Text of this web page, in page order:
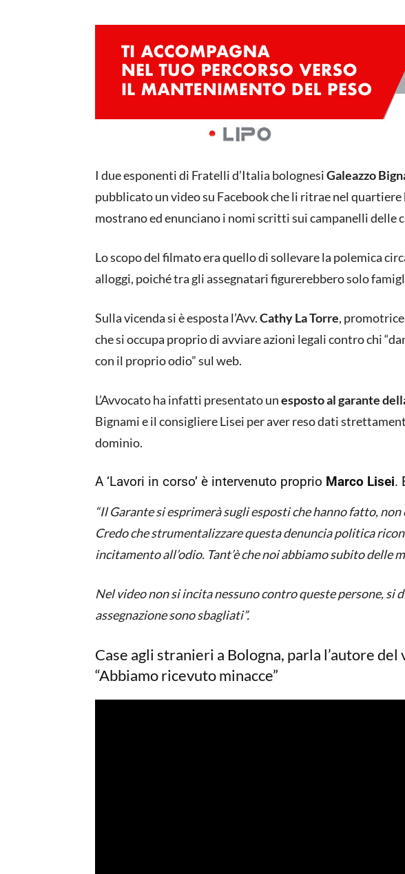
I due esponenti di Fratelli d’Italia bolognesiGaleazzo
pubblicato un video su Facebook che li ritrae nel quartiere
mostrano ed enunciano i nomi scritti sui campanelli delle
Lo scopo del filmato era quello di sollevare la polemica
alloggi, poiché tra gli assegnatari figurerebbero solo
Sulla vicenda si è esposta l’Avv.Cathy La Torre,
che si occupa proprio di avviare azioni legali contro chi
con il proprio odio” sul web.
L’Avvocato ha infatti presentato unesposto al garante
Bignami e il consigliere Lisei per aver reso dati
dominio.
A ‘Lavori in corso’ è intervenuto proprio Marco Lisei.
“Il Garante si esprimerà sugli esposti che hanno fatto,
Credo che strumentalizzare questa denuncia politica
incitamento all’odio. Tant’è che noi abbiamo subito delle
Nel video non si incita nessuno contro queste persone, si
assegnazione sono sbagliati”.
Case agli stranieri a Bologna, parla l’autore
“Abbiamo ricevuto minacce”